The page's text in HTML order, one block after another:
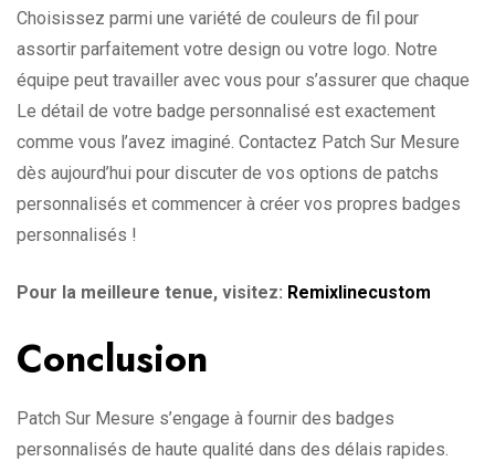
Choisissez parmi une variété de couleurs de fil pour
assortir parfaitement votre design ou votre logo. Notre
équipe peut travailler avec vous pour s’assurer que chaque
Le détail de votre badge personnalisé est exactement
comme vous l’avez imaginé. Contactez Patch Sur Mesure
dès aujourd’hui pour discuter de vos options de patchs
personnalisés et commencer à créer vos propres badges
personnalisés !
Pour la meilleure tenue, visitez: Remixlinecustom
Conclusion
Patch Sur Mesure s’engage à fournir des badges
personnalisés de haute qualité dans des délais rapides.